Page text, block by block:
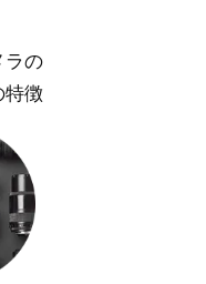
ラの
特徴